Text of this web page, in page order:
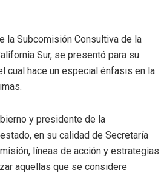
la Subcomisión Consultiva de la
Sur, se presentó para su
cual hace un especial énfasis en la
y presidente de la
en su calidad de Secretaría
líneas de acción y estrategias
aquellas que se considere